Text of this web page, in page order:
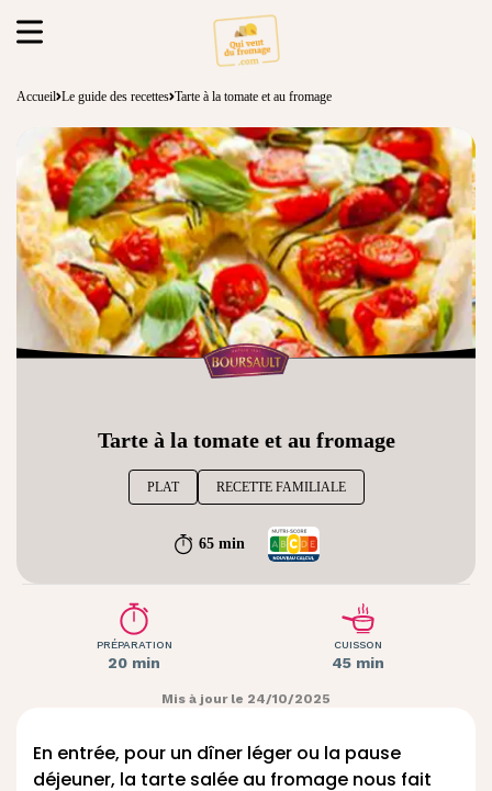
Accueil Le guide des recettes Tarte à la tomate et au fromage
Tarte à la tomate et au fromage
PLAT RECETTE FAMILIALE
65 min
PRÉPARATION
20 min
CUISSON
45 min
Mis à jour le 24/10/2025
En entrée, pour un dîner léger ou la pause
déjeuner, la tarte salée au fromage nous fait